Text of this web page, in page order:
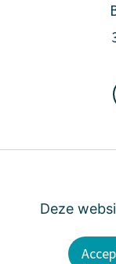
Deze